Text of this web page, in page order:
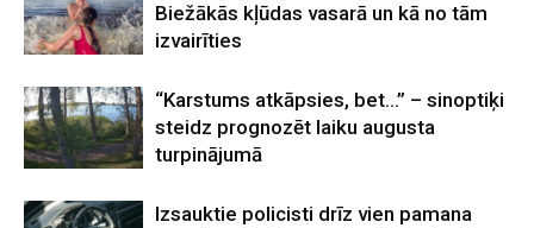
Biežākās kļūdas vasarā un kā no tām
izvairīties
“Karstums atkāpsies, bet…” – sinoptiķi
steidz prognozēt laiku augusta
turpinājumā
Izsauktie policisti drīz vien pamana